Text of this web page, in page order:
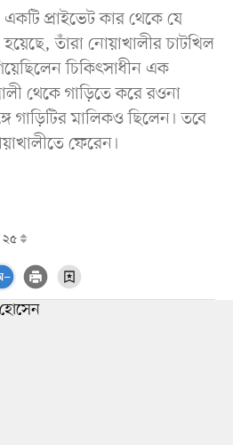
একটি প্রাইভেট কার থেকে যে
তাঁরা নোয়াখালীর চাটখিল
চিকিৎসাধীন এক
থেকে গাড়িতে করে রওনা
গাড়িটির মালিকও ছিলেন। তবে
ফেরেন।